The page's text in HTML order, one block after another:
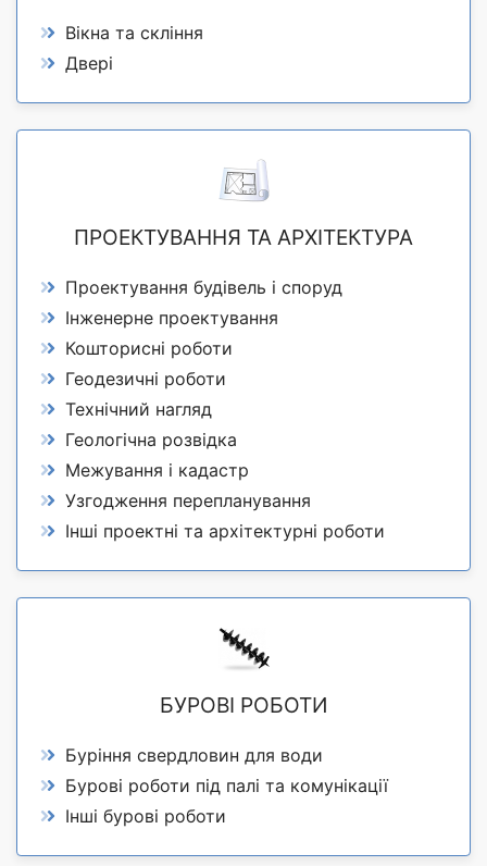
Вікна та скління
Двері
ПРОЕКТУВАННЯ ТА АРХІТЕКТУРА
Проектування будівель і споруд
Інженерне проектування
Кошторисні роботи
Геодезичні роботи
Технічний нагляд
Геологічна розвідка
Межування і кадастр
Узгодження перепланування
Інші проектні та архітектурні роботи
БУРОВІ РОБОТИ
Буріння свердловин для води
Бурові роботи під палі та комунікації
Інші бурові роботи